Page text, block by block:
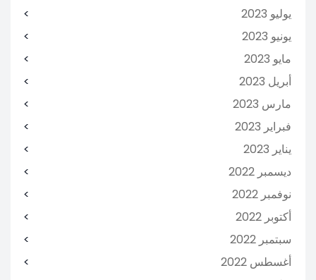
يوليو 2023
يونيو 2023
مايو 2023
أبريل 2023
مارس 2023
فبراير 2023
يناير 2023
ديسمبر 2022
نوفمبر 2022
أكتوبر 2022
سبتمبر 2022
أغسطس 2022